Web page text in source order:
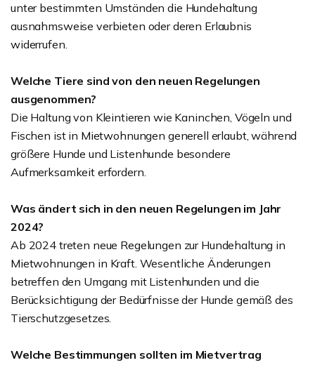
unter bestimmten Umständen die Hundehaltung
ausnahmsweise verbieten oder deren Erlaubnis
widerrufen.
Welche Tiere sind von den neuen Regelungen
ausgenommen?
Die Haltung von Kleintieren wie Kaninchen, Vögeln und
Fischen ist in Mietwohnungen generell erlaubt, während
größere Hunde und Listenhunde besondere
Aufmerksamkeit erfordern.
Was ändert sich in den neuen Regelungen im Jahr
2024?
Ab 2024 treten neue Regelungen zur Hundehaltung in
Mietwohnungen in Kraft. Wesentliche Änderungen
betreffen den Umgang mit Listenhunden und die
Berücksichtigung der Bedürfnisse der Hunde gemäß des
Tierschutzgesetzes.
Welche Bestimmungen sollten im Mietvertrag